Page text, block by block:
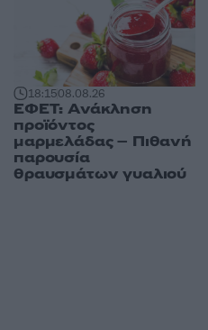
18:1508.08.26
ΕΦΕΤ: Ανάκληση
προϊόντος
μαρμελάδας – Πιθανή
παρουσία
θραυσμάτων γυαλιού